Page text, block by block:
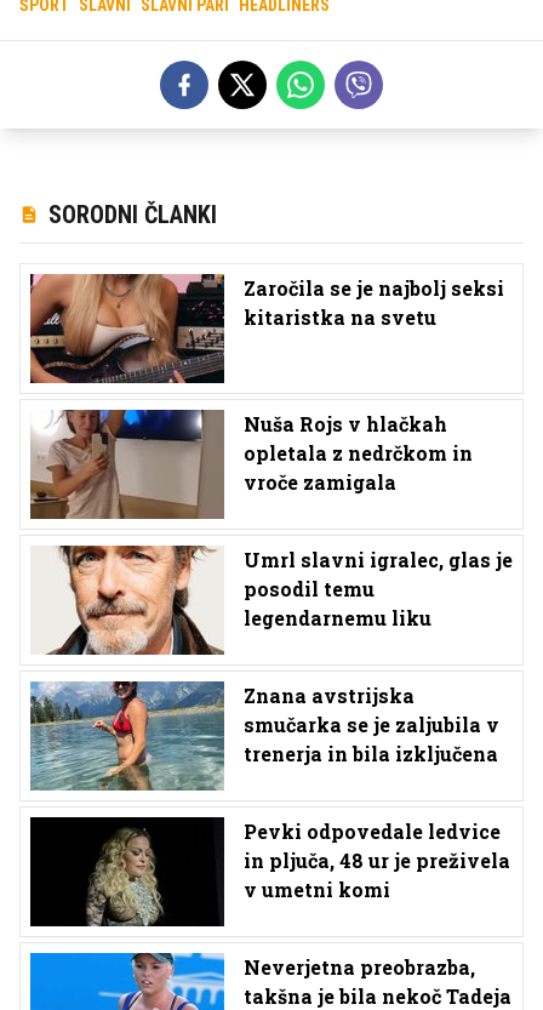
ŠPORT SLAVNI SLAVNI PARI HEADLINERS
SORODNI ČLANKI
Zaročila se je najbolj seksi
kitaristka na svetu
Nuša Rojs v hlačkah
opletala z nedrčkom in
vroče zamigala
Umrl slavni igralec, glas je
posodil temu
legendarnemu liku
Znana avstrijska
smučarka se je zaljubila v
trenerja in bila izključena
Pevki odpovedale ledvice
in pljuča, 48 ur je preživela
v umetni komi
Neverjetna preobrazba,
takšna je bila nekoč Tadeja